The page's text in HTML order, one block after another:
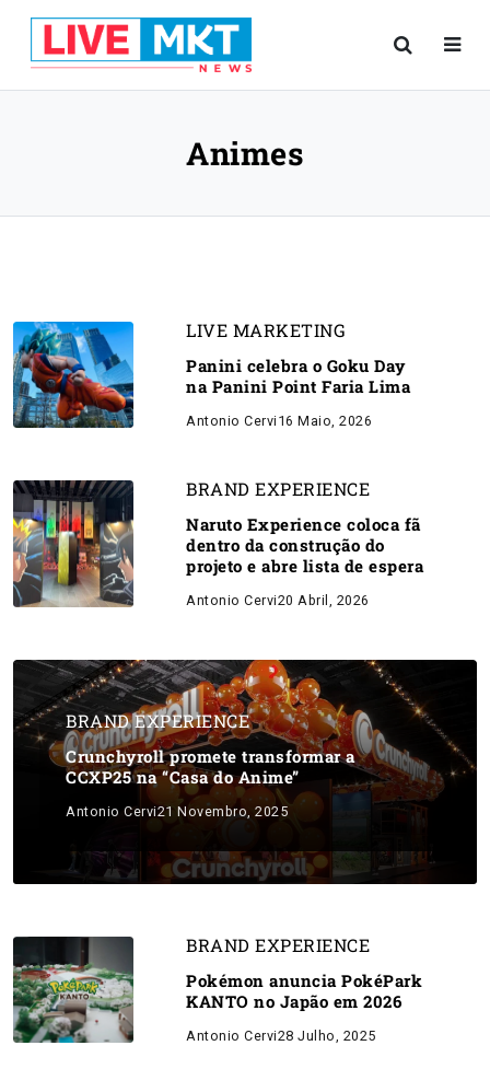
Animes
LIVE MARKETING
Panini celebra o Goku Day
na Panini Point Faria Lima
Antonio Cervi 16 Maio, 2026
BRAND EXPERIENCE
Naruto Experience coloca fã
dentro da construção do
projeto e abre lista de espera
Antonio Cervi20 Abril, 2026
BRAND EXPERIENCE
Crunchyroll promete transformar a
CCXP25 na “Casa do Anime”
Antonio Cervi21 Novembro, 2025
BRAND EXPERIENCE
Pokémon anuncia PokéPark
KANTO no Japão em 2026
Antonio Cervi28 Julho, 2025